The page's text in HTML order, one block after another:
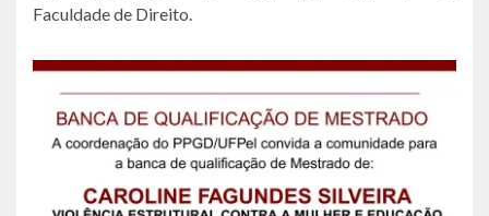
Faculdade de Direito.